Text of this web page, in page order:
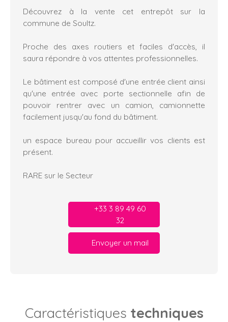
Découvrez à la vente cet entrepôt sur la
commune de Soultz.
Proche des axes routiers et faciles d'accès, il
saura répondre à vos attentes professionnelles.
Le bâtiment est composé d'une entrée client ainsi
qu'une entrée avec porte sectionnelle afin de
pouvoir rentrer avec un camion, camionnette
facilement jusqu'au fond du bâtiment.
un espace bureau pour accueillir vos clients est
présent.
RARE sur le Secteur
+33 3 89 49 60
32
Envoyer un mail
Caractéristiques techniques